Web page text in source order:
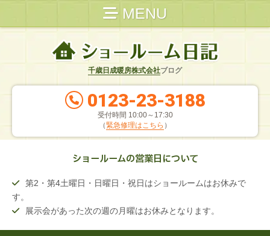
千歳日成暖房株式会社ブログ
0123-23-3188
受付時間 10:00～17:30
（緊急修理はこちら ）
MENU
ショールームの営業日について
第2・第4土曜日・日曜日・祝日はショールームはお休みで
す。
展示会があった次の週の月曜はお休みとなります。